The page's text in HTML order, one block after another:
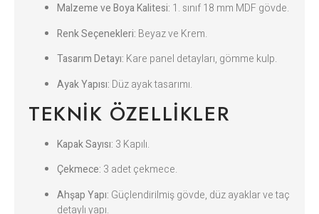
Malzeme ve Boya Kalitesi: 1. sınıf 18 mm MDF gövde.
Renk Seçenekleri: Beyaz ve Krem.
Tasarım Detayı: Kare panel detayları, gömme kulp.
Ayak Yapısı: Düz ayak tasarımı.
TEKNIK ÖZELLIKLER
Kapak Sayısı: 3 Kapılı.
Çekmece: 3 adet çekmece.
Ahşap Yapı: Güçlendirilmiş gövde, düz ayaklar ve taç
detaylı yapı.